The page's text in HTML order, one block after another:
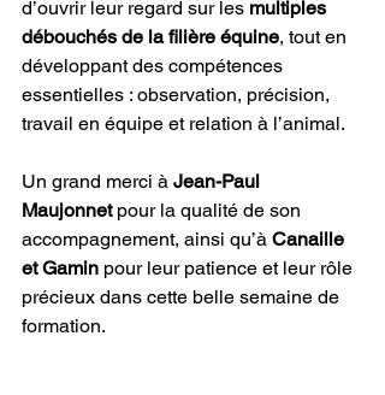
d’ouvrir leur regard sur les multiples
débouchés de la filière équine, tout en
développant des compétences
essentielles : observation, précision,
travail en équipe et relation à l’animal.
Un grand merci à Jean-Paul
Maujonnet pour la qualité de son
accompagnement, ainsi qu’à Canaille
et Gamin pour leur patience et leur rôle
précieux dans cette belle semaine de
formation.